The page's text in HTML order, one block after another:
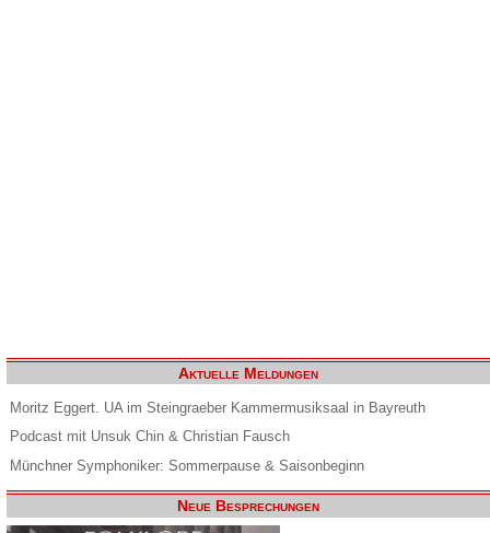
Aktuelle Meldungen
Moritz Eggert. UA im Steingraeber Kammermusiksaal in Bayreuth
Podcast mit Unsuk Chin & Christian Fausch
Münchner Symphoniker: Sommerpause & Saisonbeginn
Neue Besprechungen